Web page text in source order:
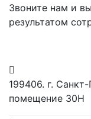
Звоните нам и
результатом
199406. г.
помещение 30Н